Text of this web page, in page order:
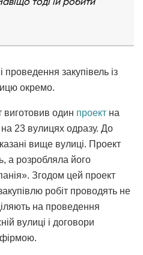
проведення закупівель із
окремо.
виготовив один проект на
на 23 вулицях одразу. До
вище вулиці. Проект
а розробляла його
Згодом цей проект
робіт проводять не
на проведення
вулиці і договори